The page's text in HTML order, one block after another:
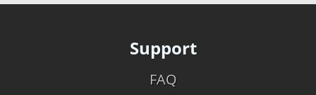
Support
FAQ